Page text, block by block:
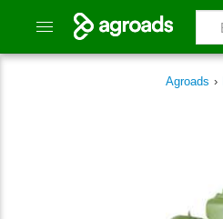
Agroads ›